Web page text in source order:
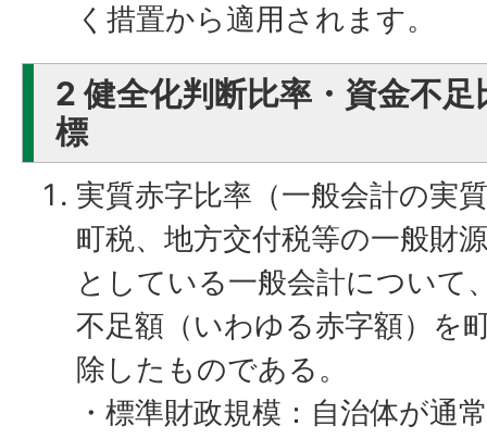
く措置から適用されます。
2 健全化判断比率・資金不
標
実質赤字比率（一般会計の実
町税、地方交付税等の一般財
としている一般会計について
不足額（いわゆる赤字額）を
除したものである。
・標準財政規模：自治体が通